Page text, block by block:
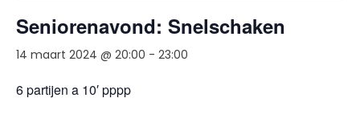
Seniorenavond: Snelschaken
14 maart 2024 @ 20:00 - 23:00
6 partijen a 10′ pppp